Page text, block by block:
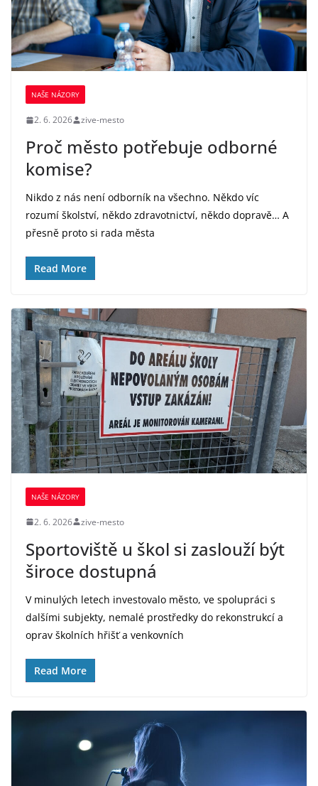
NAŠE NÁZORY
2. 6. 2026 zive-mesto
Proč město potřebuje odborné
komise?
Nikdo z nás není odborník na všechno. Někdo víc
rozumí školství, někdo zdravotnictví, někdo dopravě… A
přesně proto si rada města
Read More
NAŠE NÁZORY
2. 6. 2026 zive-mesto
Sportoviště u škol si zaslouží být
široce dostupná
V minulých letech investovalo město, ve spolupráci s
dalšími subjekty, nemalé prostředky do rekonstrukcí a
oprav školních hřišť a venkovních
Read More